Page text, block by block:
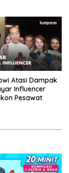
Atasi Dampak
Influencer
Pesawat